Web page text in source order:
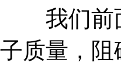
我们前面
子质量，